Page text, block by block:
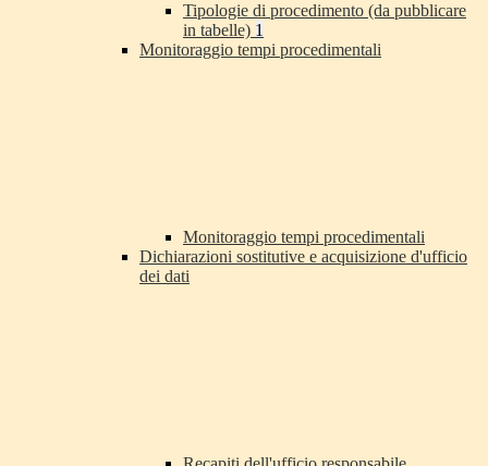
Tipologie di procedimento (da pubblicare
in tabelle) 1
Monitoraggio tempi procedimentali
Monitoraggio tempi procedimentali
Dichiarazioni sostitutive e acquisizione d'ufficio
dei dati